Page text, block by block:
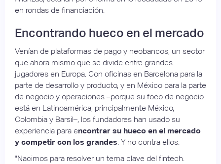
en rondas de financiación.
Encontrando hueco en el mercado
Venían de plataformas de pago y neobancos, un sector
que ahora mismo que se divide entre grandes
jugadores en Europa. Con oficinas en Barcelona para la
parte de desarrollo y producto, y en México para la parte
de negocio y operaciones –porque su foco de negocio
está en Latinoamérica, principalmente México,
Colombia y Barsil–, los fundadores han usado su
experiencia para encontrar su hueco en el mercado
y competir con los grandes. Y no contra ellos.
"Nacimos para resolver un tema clave del fintech.